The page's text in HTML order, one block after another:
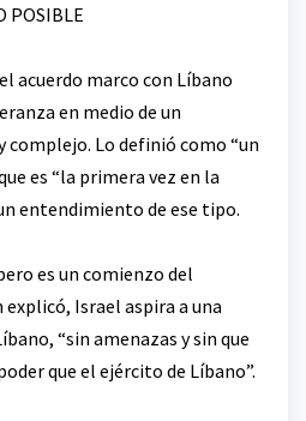
POSIBLE
acuerdo marco con Líbano
en medio de un
complejo. Lo definió como “un
es “la primera vez en la
entendimiento de ese tipo.
es un comienzo del
explicó, Israel aspira a una
“sin amenazas y sin que
que el ejército de Líbano”.